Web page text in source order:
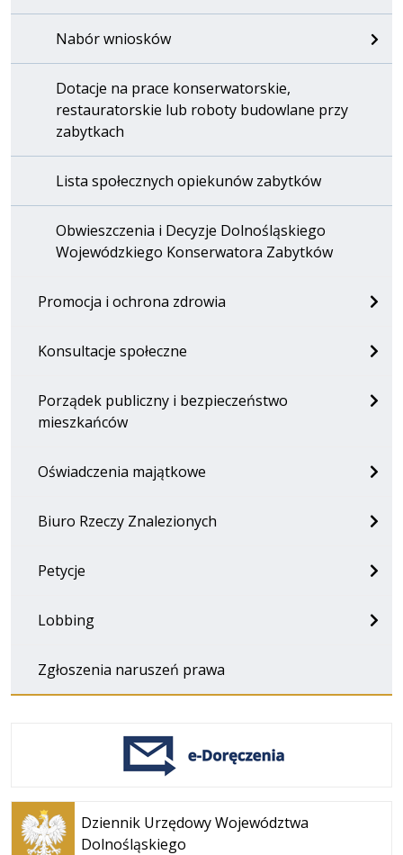
Nabór wniosków
Dotacje na prace konserwatorskie,
restauratorskie lub roboty budowlane przy
zabytkach
Lista społecznych opiekunów zabytków
Obwieszczenia i Decyzje Dolnośląskiego
Wojewódzkiego Konserwatora Zabytków
Promocja i ochrona zdrowia
Konsultacje społeczne
Porządek publiczny i bezpieczeństwo
mieszkańców
Oświadczenia majątkowe
Biuro Rzeczy Znalezionych
Petycje
Lobbing
Zgłoszenia naruszeń prawa
Dziennik Urzędowy Województwa
Dolnośląskiego
Otwiera
się w
nowej